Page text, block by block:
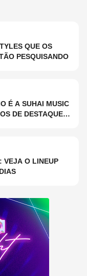
QUE OS
PESQUISANDO
É A SUHAI MUSIC
DE DESTAQUE
VEJA O LINEUP